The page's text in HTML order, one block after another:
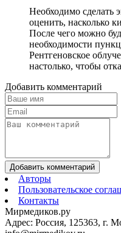
Необходимо сделать
оценить, насколько
После чего можно
необходимости
Рентгеновское
настолько, чтобы
Добавить комментарий
Добавить комментарий
Авторы
Пользовательское
Контакты
Мирмедиков.ру
Адрес: Россия, 125363, г.